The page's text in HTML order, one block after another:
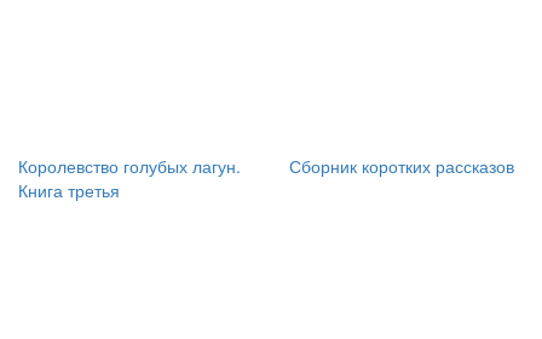
Королевство голубых лагун.
Книга третья
Сборник коротких рассказов